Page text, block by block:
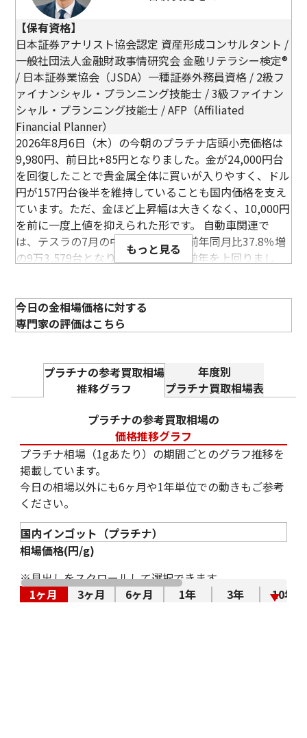
プラチナ950 (Pt950)
ネックレス
19.8g
参考買取価格
285,800円
プラチナ850
20.6g
参考買取価格
272,700 円
プラチナ850 (Pt850)
ネックレス
指輪まとめ
ASK
プラチナ850 （
【保有資格】
日本証券アナリスト協会認定 資産形成コンサルタント /
一般社団法人金融財政事情研究会 金融リテラシー検定®
/ 日本証券業協会（JSDA）一種証券外務員資格 / 2級フ
ァイナンシャル・プランニング技能士 / 3級ファイナン
シャル・プランニング技能士 / AFP（Affiliated
Financial Planner）
2026年8月6日（木）の今朝のプラチナ店頭小売価格は
9,980円、前日比+85円となりました。金が24,000円台
を回復したことで貴金属全体に買いが入りやすく、ドル
円が157円台後半を維持していることも国内価格を支え
ています。ただ、金ほど上昇幅は大きくなく、10,000円
を前に一度上値を抑えられた形です。 自動車関連で
は、テスラの7月の中国製EV販売が前年同月比37.8％増
の9万3,579台となり、9カ月連続で前年を上回りまし
だけを見て、プラチナにも強い追い風と判断するのは少
し早いといえます。 一方、BYDはブラジルで、電気・ガ
ド車は排ガス浄化装置を必要とするため、EVよりもプ
ラチナ需要との関係を見やすい材料です。 ホンダは円
る部品供給の遅れから、国内の四輪生産を19日まで停
止。中国販売も弱く、自動車需要の回復をそのまま期待
できる状況ではありません。 本日のプラチナは10,000
円に近づいたことよりも、自動車関連の材料が改善した
ときに価格がもう一段上がるかを見ておきたいです。生
産再開やハイブリッド車の販売拡大が伝わっても上値が
重い場合は、今の上昇は金や為替に支えられている面が
強いです。反対に、10,000円を超えても値崩れしなけれ
ば、プラチナ独自の買いが少しずつ入っていると判断し
やすくなります。
2026年8月06日 9:30更新
【経歴・プロフィール】
もっと見る
今日の金相場価格に対する
専門家の評価はこちら
プラチナの参考買取相場
推移グラフ
年度別
プラチナ買取相場表
プラチナの参考買取相場の
価格推移グラフ
プラチナ相場（1gあたり）の期間ごとのグラフ推移を
掲載しています。
今日の相場以外にも6ヶ月や1年単位での動きもご参考
ください。
相場価格(円/g)
※見出しをスクロールして選択できます。
1ヶ月
3ヶ月 6ヶ月 1年 3年 10年